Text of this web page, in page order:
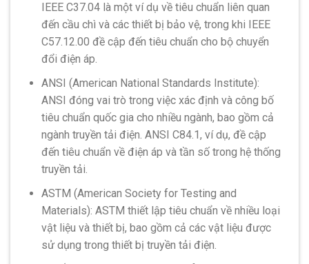
IEEE C37.04 là một ví dụ về tiêu chuẩn liên quan
đến cầu chì và các thiết bị bảo vệ, trong khi IEEE
C57.12.00 đề cập đến tiêu chuẩn cho bộ chuyển
đổi điện áp.
ANSI (American National Standards Institute):
ANSI đóng vai trò trong việc xác định và công bố
tiêu chuẩn quốc gia cho nhiều ngành, bao gồm cả
ngành truyền tải điện. ANSI C84.1, ví dụ, đề cập
đến tiêu chuẩn về điện áp và tần số trong hệ thống
truyền tải.
ASTM (American Society for Testing and
Materials): ASTM thiết lập tiêu chuẩn về nhiều loại
vật liệu và thiết bị, bao gồm cả các vật liệu được
sử dụng trong thiết bị truyền tải điện.